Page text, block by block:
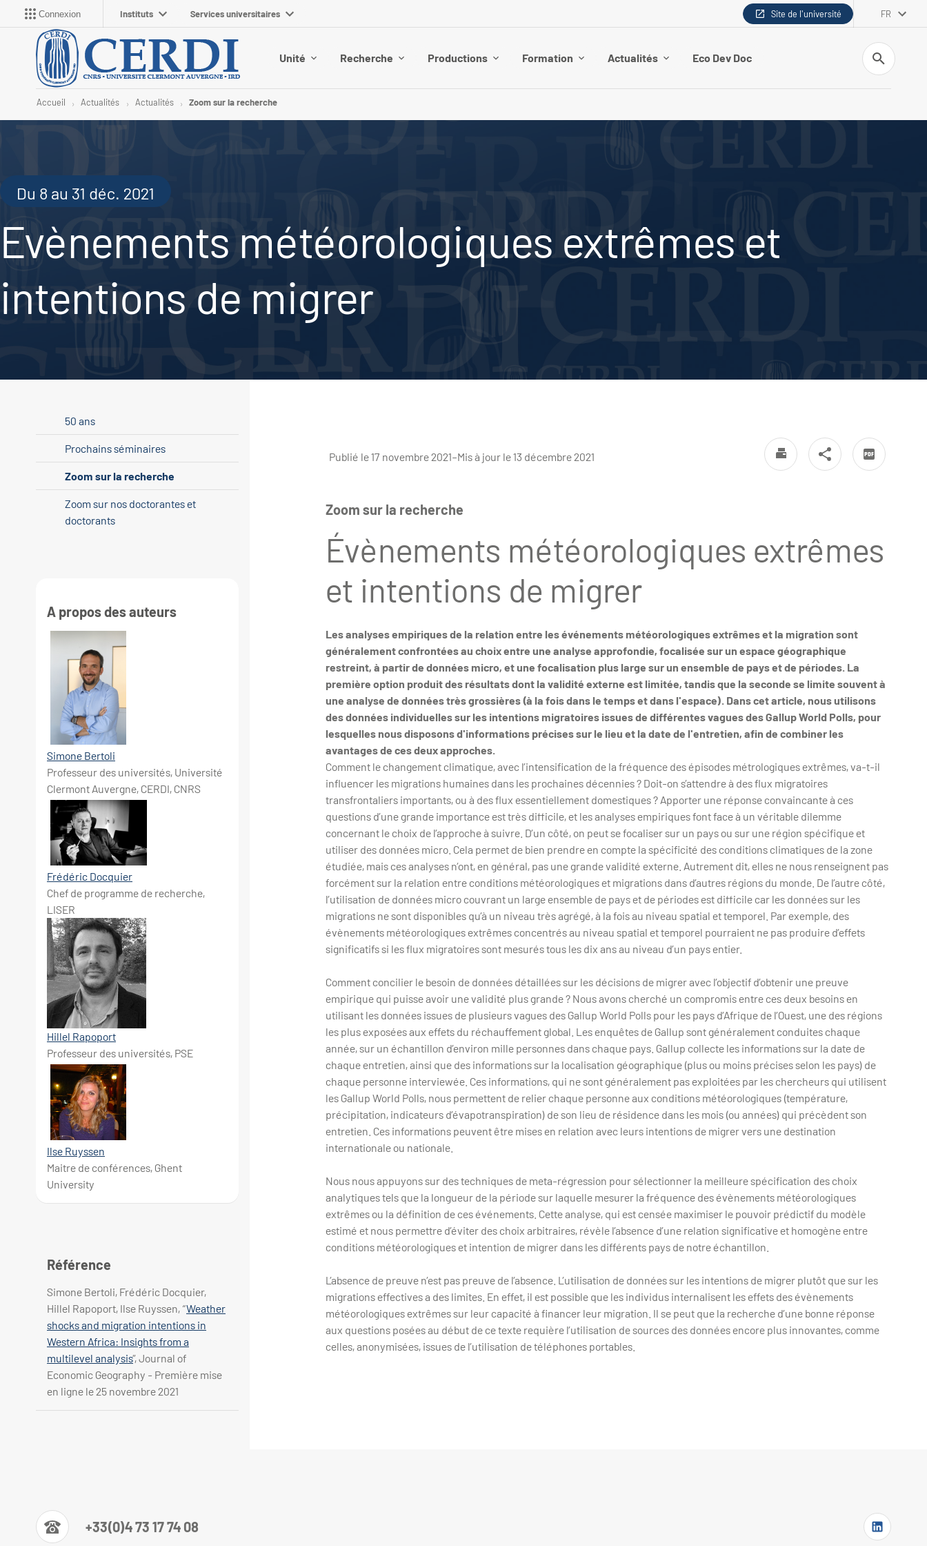
Connexion Instituts Services universitaires Site de l'université FR
Unité Recherche Productions Formation Actualités Eco Dev Doc
Recherche
Accueil Actualités Actualités Zoom sur la recherche
Du 8 au 31 déc. 2021
Evènements météorologiques extrêmes et
intentions de migrer
Publié le 17 novembre 2021–Mis à jour le 13 décembre 2021
Zoom sur la recherche
Évènements météorologiques extrêmes
et intentions de migrer
Les analyses empiriques de la relation entre les événements météorologiques extrêmes et la migration sont
généralement confrontées au choix entre une analyse approfondie, focalisée sur un espace géographique
restreint, à partir de données micro, et une focalisation plus large sur un ensemble de pays et de périodes. La
première option produit des résultats dont la validité externe est limitée, tandis que la seconde se limite souvent à
une analyse de données très grossières (à la fois dans le temps et dans l'espace). Dans cet article, nous utilisons
des données individuelles sur les intentions migratoires issues de différentes vagues des Gallup World Polls, pour
lesquelles nous disposons d'informations précises sur le lieu et la date de l'entretien, afin de combiner les
avantages de ces deux approches.
Comment le changement climatique, avec l’intensification de la fréquence des épisodes métrologiques extrêmes, va-t-il
influencer les migrations humaines dans les prochaines décennies ? Doit-on s’attendre à des flux migratoires
transfrontaliers importants, ou à des flux essentiellement domestiques ? Apporter une réponse convaincante à ces
questions d’une grande importance est très difficile, et les analyses empiriques font face à un véritable dilemme
concernant le choix de l’approche à suivre. D’un côté, on peut se focaliser sur un pays ou sur une région spécifique et
utiliser des données micro. Cela permet de bien prendre en compte la spécificité des conditions climatiques de la zone
étudiée, mais ces analyses n’ont, en général, pas une grande validité externe. Autrement dit, elles ne nous renseignent pas
forcément sur la relation entre conditions météorologiques et migrations dans d’autres régions du monde. De l’autre côté,
l’utilisation de données micro couvrant un large ensemble de pays et de périodes est difficile car les données sur les
migrations ne sont disponibles qu’à un niveau très agrégé, à la fois au niveau spatial et temporel. Par exemple, des
évènements météorologiques extrêmes concentrés au niveau spatial et temporel pourraient ne pas produire d’effets
significatifs si les flux migratoires sont mesurés tous les dix ans au niveau d’un pays entier.
Comment concilier le besoin de données détaillées sur les décisions de migrer avec l’objectif d’obtenir une preuve
empirique qui puisse avoir une validité plus grande ? Nous avons cherché un compromis entre ces deux besoins en
utilisant les données issues de plusieurs vagues des Gallup World Polls pour les pays d’Afrique de l’Ouest, une des régions
les plus exposées aux effets du réchauffement global. Les enquêtes de Gallup sont généralement conduites chaque
année, sur un échantillon d’environ mille personnes dans chaque pays. Gallup collecte les informations sur la date de
chaque entretien, ainsi que des informations sur la localisation géographique (plus ou moins précises selon les pays) de
chaque personne interviewée. Ces informations, qui ne sont généralement pas exploitées par les chercheurs qui utilisent
les Gallup World Polls, nous permettent de relier chaque personne aux conditions météorologiques (température,
précipitation, indicateurs d’évapotranspiration) de son lieu de résidence dans les mois (ou années) qui précèdent son
entretien. Ces informations peuvent être mises en relation avec leurs intentions de migrer vers une destination
internationale ou nationale.
Nous nous appuyons sur des techniques de meta-régression pour sélectionner la meilleure spécification des choix
analytiques tels que la longueur de la période sur laquelle mesurer la fréquence des évènements météorologiques
extrêmes ou la définition de ces événements. Cette analyse, qui est censée maximiser le pouvoir prédictif du modèle
estimé et nous permettre d’éviter des choix arbitraires, révèle l’absence d’une relation significative et homogène entre
conditions météorologiques et intention de migrer dans les différents pays de notre échantillon.
L’absence de preuve n’est pas preuve de l’absence. L’utilisation de données sur les intentions de migrer plutôt que sur les
migrations effectives a des limites. En effet, il est possible que les individus internalisent les effets des évènements
météorologiques extrêmes sur leur capacité à financer leur migration. Il se peut que la recherche d’une bonne réponse
aux questions posées au début de ce texte requière l’utilisation de sources des données encore plus innovantes, comme
celles, anonymisées, issues de l’utilisation de téléphones portables.
50 ans
Prochains séminaires
Zoom sur la recherche
Zoom sur nos doctorantes et
doctorants
A propos des auteurs
Simone Bertoli
Professeur des universités, Université
Clermont Auvergne, CERDI, CNRS
Frédéric Docquier
Chef de programme de recherche,
LISER
Hillel Rapoport
Professeur des universités, PSE
Ilse Ruyssen
Maitre de conférences, Ghent
University
Référence
Simone Bertoli, Frédéric Docquier,
Hillel Rapoport, Ilse Ruyssen, “Weather
shocks and migration intentions in
Western Africa: Insights from a
multilevel analysis”, Journal of
Economic Geography - Première mise
en ligne le 25 novembre 2021
+33(0)4 73 17 74 08